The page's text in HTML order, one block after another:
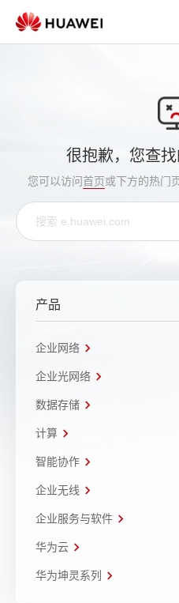
很抱歉，您查
您可以访问首页或下方的热门
产品
企业网络
企业光网络
数据存储
计算
智能协作
企业无线
企业服务与软件
华为云
华为坤灵系列